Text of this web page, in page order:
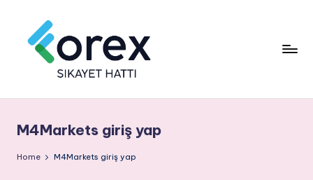
M4Markets giriş yap
Home M4Markets giriş yap